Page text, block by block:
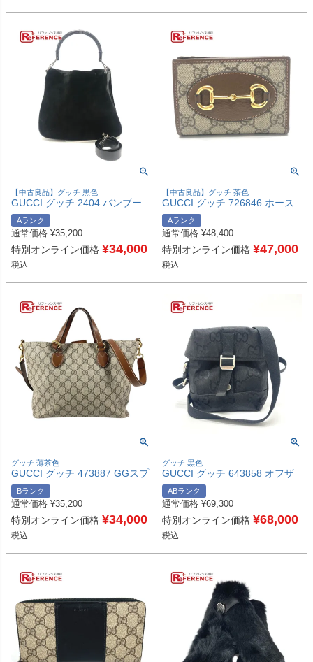
【中古良品】グッチ 黒色
GUCCI グッチ 2404 バンブー
2WAY カバン ハンドバッグ 肩
掛け ショルダーバッグ レザー/
スエード レディース ブラック
【中古】
Aランク
通常価格 ¥35,200
特別オンライン価格 ¥34,000
税込
【中古良品】グッチ 茶色
GUCCI グッチ 726846 ホース
ビット 1955 コンパクトウォレ
ット 財布 ミニウォレット GG
スプリーム 2つ折り財布 GGス
プリームキャンバス レディース
ブラウン 【中古】
Aランク
通常価格 ¥48,400
特別オンライン価格 ¥47,000
税込
グッチ 薄茶色
GUCCI グッチ 473887 GGスプ
リーム 2WAYバッグ ロゴ カバ
ン トートバッグ ショルダーバ
ッグ 斜め掛け ハンドバッグ
GGスプリームキャンバス /レザ
ー ユニセックス ベージュ 【中
古】
Bランク
通常価格 ¥35,200
特別オンライン価格 ¥34,000
税込
グッチ 黒色
GUCCI グッチ 643858 オフザ
グリッド メッセンジャー GGナ
イロン カバン バッグ ショルダ
ーバッグ ナイロン/レザー ユニ
セックス ブラック 【中古】
ABランク
通常価格 ¥69,300
特別オンライン価格 ¥68,000
税込